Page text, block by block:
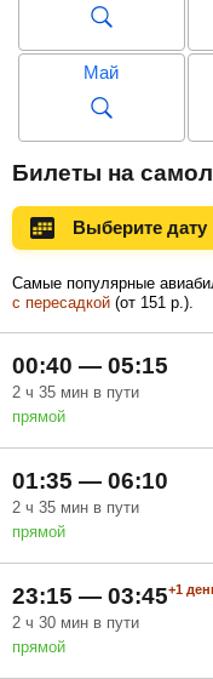
Май
Ноябрь
Билеты на
Выберите дату
Самые популярные
с пересадкой (от 151 р. ).
00:40 — 05:15
2 ч 35 мин в пути
прямой
01:35 — 06:10
2 ч 35 мин в пути
прямой
23:15 — 03:45+1
2 ч 30 мин в пути
прямой